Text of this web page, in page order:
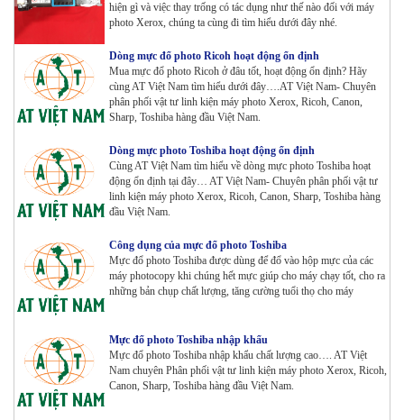
Máy Photocopy Konica Minolta Bizhub 360i Renew
Máy Photocopy màu Toshiba E-Studio 4515AC Renew
Tham Khảo
Máy Photocopy màu Toshiba E-Studio 5015AC Renew
Tham Khảo
Máy Photocopy KONICA MINOLTA Bizhub 367 Renew
Tham Khảo
Bộ Mực 4 màu Konica Minolta Bizhub C1085 | 6085 |
6110 | C1100 _Bộ 4 màu _ Trọng lượng 1645g ZIN
HÃNG_ USA
Tham Khảo
hiện gì và việc thay trống có tác dụng như thế nào đối với máy
photo Xerox, chúng ta cùng đi tìm hiểu dưới đây nhé.
Dòng mực đổ photo Ricoh hoạt động ổn định
Mua mực đổ photo Ricoh ở đâu tốt, hoạt động ổn định? Hãy
cùng AT Việt Nam tìm hiểu dưới đây….AT Việt Nam- Chuyên
phân phối vật tư linh kiện máy photo Xerox, Ricoh, Canon,
Sharp, Toshiba hàng đầu Việt Nam.
Dòng mực photo Toshiba hoạt động ổn định
Cùng AT Việt Nam tìm hiểu về dòng mực photo Toshiba hoạt
động ổn định tại đây… AT Việt Nam- Chuyên phân phối vật tư
linh kiện máy photo Xerox, Ricoh, Canon, Sharp, Toshiba hàng
đầu Việt Nam.
Công dụng của mực đổ photo Toshiba
Mực đổ photo Toshiba được dùng để đổ vào hộp mực của các
máy photocopy khi chúng hết mực giúp cho máy chạy tốt, cho ra
những bản chụp chất lượng, tăng cường tuổi thọ cho máy
Mực đổ photo Toshiba nhập khẩu
Mực đổ photo Toshiba nhập khẩu chất lượng cao…. AT Việt
Nam chuyên Phân phối vật tư linh kiện máy photo Xerox, Ricoh,
Canon, Sharp, Toshiba hàng đầu Việt Nam.